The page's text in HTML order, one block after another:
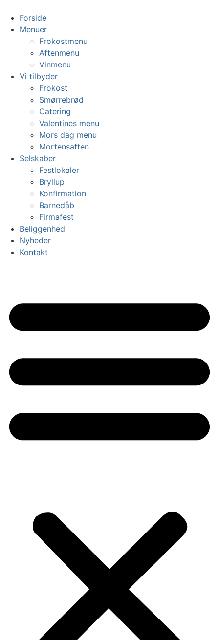
indhold
Forside
Menuer
Frokostmenu
Aftenmenu
Vinmenu
Vi tilbyder
Frokost
Smørrebrød
Catering
Valentines menu
Mors dag menu
Mortensaften
Selskaber
Festlokaler
Bryllup
Konfirmation
Barnedåb
Firmafest
Beliggenhed
Nyheder
Kontakt